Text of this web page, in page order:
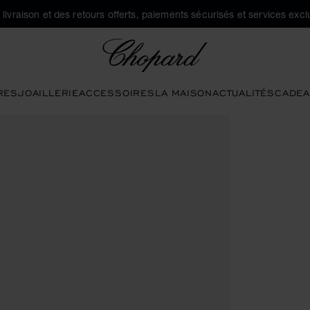
livraison et des retours offerts, paiements sécurisés et services
JOAILLERIEACCESSOIRESLA MAISONACTUALITÉS